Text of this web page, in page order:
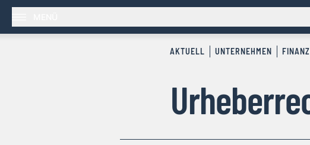
AKTUELL UNTERNEHMEN